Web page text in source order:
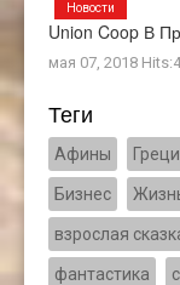
Union Coop В
мая 07, 2018
Новости
Теги
Афины
Бизнес
взрослая
фантастика